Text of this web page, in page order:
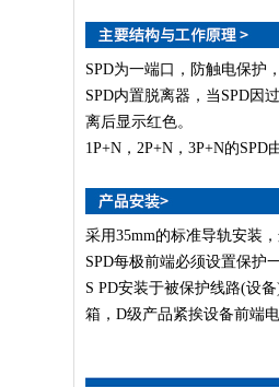
SPD为一端口，防触电保护
SPD内置脱离器，当SPD因
离后显示红色。
1P+N，2P+N，3P+N的
采用35mm的标准导轨安装
SPD每极前端必须设置保护
S PD安装于被保护线路(设
箱，D级产品紧挨设备前端